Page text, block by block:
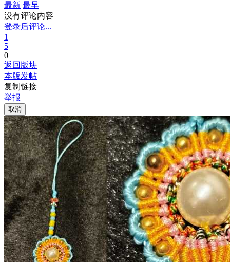
最新 最早
没有评论内容
登录后评论...
1
5
0
返回版块
本版发帖
复制链接
举报
取消